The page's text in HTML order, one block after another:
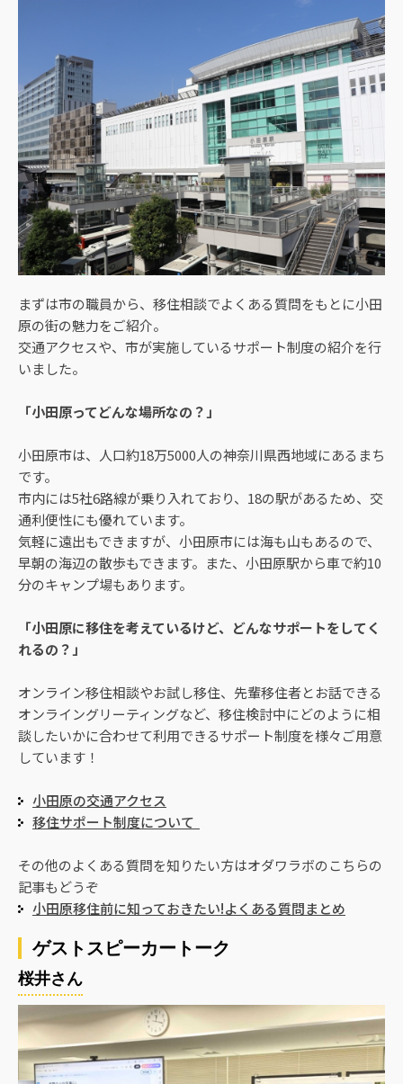
まずは市の職員から、移住相談でよくある質問をもとに小田
原の街の魅力をご紹介。
交通アクセスや、市が実施しているサポート制度の紹介を行
いました。
「小田原ってどんな場所なの？」
小田原市は、人口約18万5000人の神奈川県西地域にあるまち
です。
市内には5社6路線が乗り入れており、18の駅があるため、交
通利便性にも優れています。
気軽に遠出もできますが、小田原市には海も山もあるので、
早朝の海辺の散歩もできます。また、小田原駅から車で約10
分のキャンプ場もあります。
「小田原に移住を考えているけど、どんなサポートをしてく
れるの？」
オンライン移住相談やお試し移住、先輩移住者とお話できる
オンライングリーティングなど、移住検討中にどのように相
談したいかに合わせて利用できるサポート制度を様々ご用意
しています！
小田原の交通アクセス
移住サポート制度について
その他のよくある質問を知りたい方はオダワラボのこちらの
記事もどうぞ
小田原移住前に知っておきたい!よくある質問まとめ
ゲストスピーカートーク
桜井さん